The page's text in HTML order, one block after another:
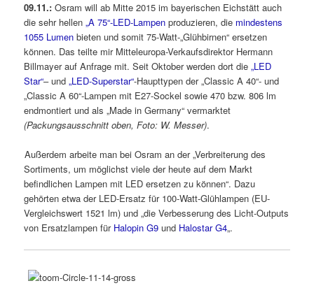
09.11.: Osram will ab Mitte 2015 im bayerischen Eichstätt auch
die sehr hellen„A 75“-LED-Lampen produzieren, die mindestens
1055 Lumenbieten und somit 75-Watt-„Glühbirnen“ ersetzen
können. Das teilte mir Mitteleuropa-Verkaufsdirektor Hermann
Billmayer auf Anfrage mit. Seit Oktober werden dort die„LED
Star“– und„LED-Superstar“-Haupttypen der „Classic A 40“- und
„Classic A 60“-Lampen mit E27-Sockel sowie 470 bzw. 806 lm
endmontiert und als „Made in Germany“ vermarktet
(Packungsausschnitt oben, Foto: W. Messer).
Außerdem arbeite man bei Osram an der „Verbreiterung des
Sortiments, um möglichst viele der heute auf dem Markt
befindlichen Lampen mit LED ersetzen zu können“. Dazu
gehörten etwa der LED-Ersatz für 100-Watt-Glühlampen (EU-
Vergleichswert 1521 lm) und „die Verbesserung des Licht-Outputs
von Ersatzlampen für Halopin G9 und Halostar G4„.